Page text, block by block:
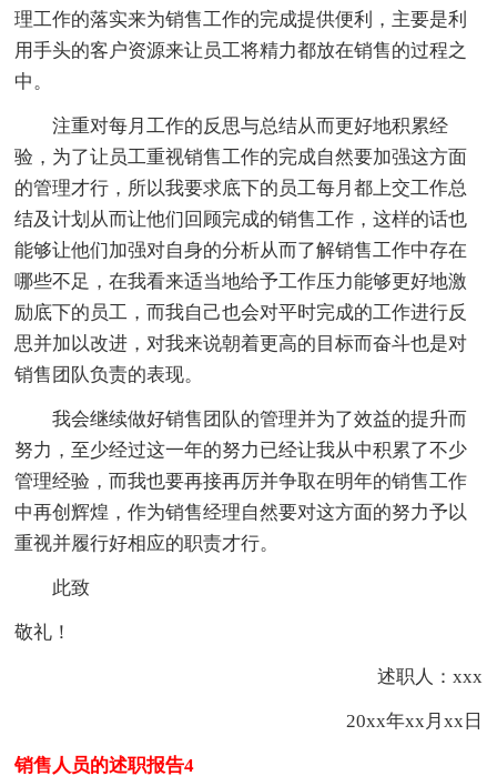
理工作的落实来为销售工作的完成提供便利，主要是利
用手头的客户资源来让员工将精力都放在销售的过程之
中。
注重对每月工作的反思与总结从而更好地积累经
验，为了让员工重视销售工作的完成自然要加强这方面
的管理才行，所以我要求底下的员工每月都上交工作总
结及计划从而让他们回顾完成的销售工作，这样的话也
能够让他们加强对自身的分析从而了解销售工作中存在
哪些不足，在我看来适当地给予工作压力能够更好地激
励底下的员工，而我自己也会对平时完成的工作进行反
思并加以改进，对我来说朝着更高的目标而奋斗也是对
销售团队负责的表现。
我会继续做好销售团队的管理并为了效益的提升而
努力，至少经过这一年的努力已经让我从中积累了不少
管理经验，而我也要再接再厉并争取在明年的销售工作
中再创辉煌，作为销售经理自然要对这方面的努力予以
重视并履行好相应的职责才行。
此致
敬礼！
述职人：xxx
20xx年xx月xx 日
销售人员的述职报告4